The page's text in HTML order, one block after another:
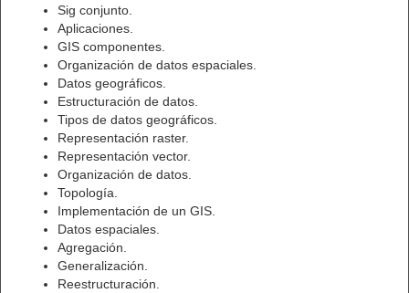
Sig conjunto.
Aplicaciones.
GIS componentes.
Organización de datos espaciales.
Datos geográficos.
Estructuración de datos.
Tipos de datos geográficos.
Representación raster.
Representación vector.
Organización de datos.
Topología.
Implementación de un GIS.
Datos espaciales.
Agregación.
Generalización.
Reestructuración.